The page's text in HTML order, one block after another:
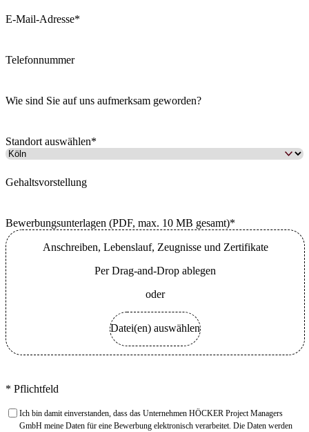
E-Mail-Adresse*
Telefonnummer
Wie sind Sie auf uns aufmerksam geworden?
Standort auswählen*
Gehaltsvorstellung
Bewerbungsunterlagen (PDF, max. 10 MB gesamt)*
Anschreiben, Lebenslauf, Zeugnisse und Zertifikate
Per Drag-and-Drop ablegen
oder
Datei(en) auswählen
* Pflichtfeld
Ich bin damit einverstanden, dass das Unternehmen HÖCKER Project Managers
GmbH meine Daten für eine Bewerbung elektronisch verarbeitet. Die Daten werden